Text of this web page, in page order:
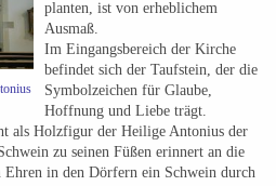
planten, ist von erheblichem
Ausmaß.
Im Eingangsbereich der Kirche
befindet sich der Taufstein, der die
Symbolzeichen für Glaube,
Hoffnung und Liebe trägt.
als Holzfigur der Heilige Antonius der
zu seinen Füßen erinnert an die
in den Dörfern ein Schwein durch